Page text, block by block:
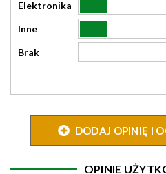
Elektronika
Inne
Brak
DODAJ OPINIĘ I
OPINIE